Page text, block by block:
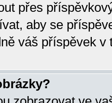
přes
aby se
váš příspěvek v